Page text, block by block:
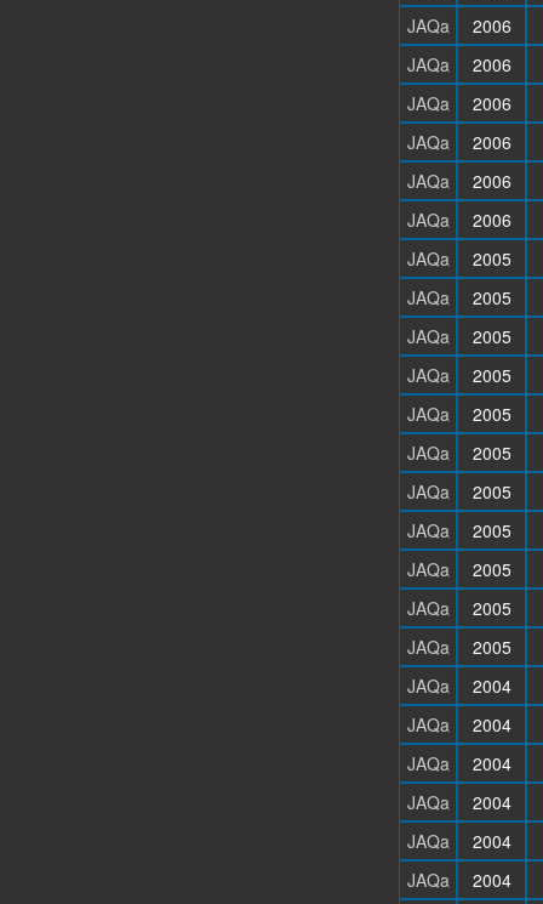
JAQa
2006
JAQa
2006
JAQa
2006
JAQa
2006
JAQa
2006
JAQa
2006
JAQa
2005
JAQa
2005
JAQa
2005
JAQa
2005
JAQa
2005
JAQa
2005
JAQa
2005
JAQa
2005
JAQa
2005
JAQa
2005
JAQa
2005
JAQa
2004
JAQa
2004
JAQa
2004
JAQa
2004
JAQa
2004
JAQa
2004